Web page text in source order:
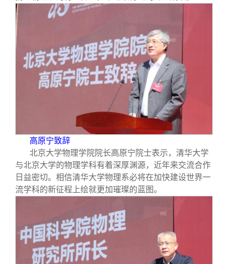
高原宁致辞
北京大学物理学院院长高原宁院士表示，清华大学
与北京大学的物理学科有着深厚渊源，近年来交流合作
日益密切。相信清华大学物理系必将在加快建设世界一
流学科的新征程上绘就更加璀璨的蓝图。